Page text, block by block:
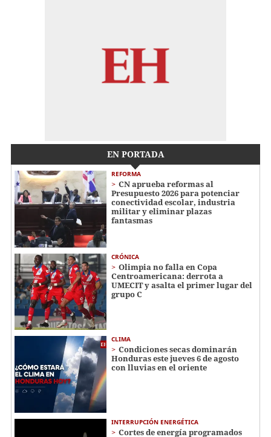
EN PORTADA
REFORMA
CN aprueba reformas al
Presupuesto 2026 para potenciar
conectividad escolar, industria
militar y eliminar plazas
fantasmas
CRÓNICA
Olimpia no falla en Copa
Centroamericana: derrota a
UMECIT y asalta el primer lugar del
grupo C
CLIMA
Condiciones secas dominarán
Honduras este jueves 6 de agosto
con lluvias en el oriente
INTERRUPCIÓN ENERGÉTICA
Cortes de energía programados